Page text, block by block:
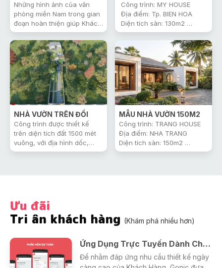
Những hình ảnh của văn
phòng miền Nam trong gian
đoạn hoàn thiện giúp Khách
hàng tìm đến Gonic dễ dàng
hơn trên mọi miền của Tổ
quốc. Giúp Gonic đến gần
hơn với Khách hàng tạo sự
gắn kết Khách hàng, hiểu
thêm được những mong
muốn của Khách hàng và
có thể đáp ứng kịp thời.
Công trình: MY HOUSE
Địa điểm: Tp. BIEN HOA
Diện tích sàn: 130m2
Thiết Kế : Công Ty Gonic
Khởi công: 2024
NHÀ VƯỜN TRÊN ĐỒI
Công trình được thiết kế
trên diện tích đất 1500 mét
vuông, với địa hình dốc,
Gonic chia khu đất ra làm 4
chức năng khác nhau như,
Khu sân sau, Khu nhà ở,
Khu thư giản, Khu trồng cây
tiểu cảnh,...
MẪU NHÀ VƯỜN 150M2
Công trình: TRANG HOUSE
Địa điểm: NHA TRANG
Diện tích sàn: 150m2
Thiết Kế: Công Ty Gonic
Ưu đãi
Tri ân khách hàng (Khám phá nhiều hơn)
Ứng Dụng Trực Tuyến Dành Cho Khách Hàng
Để nhằm đáp ứng nhu cầu thiết kế ngày